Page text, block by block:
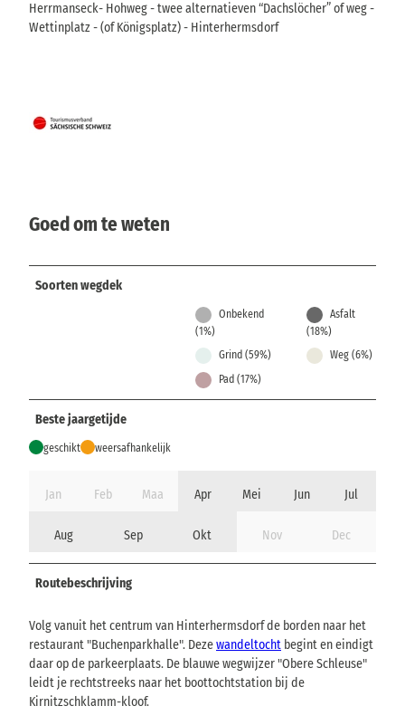
Herrmanseck- Hohweg - twee alternatieven “Dachslöcher” of weg -
Wettinplatz - (of Königsplatz) - Hinterhermsdorf
Goed om te weten
Soorten wegdek
Onbekend
(1%)
Asfalt
(18%)
Grind (59%)
Weg (6%)
Pad (17%)
Beste jaargetijde
geschikt weersafhankelijk
Jan Feb Maa Apr Mei Jun Jul
Aug Sep Okt Nov Dec
Routebeschrijving
Volg vanuit het centrum van Hinterhermsdorf de borden naar het
restaurant "Buchenparkhalle". Dezewandeltocht begint en eindigt
daar op de parkeerplaats. De blauwe wegwijzer "Obere Schleuse"
leidt je rechtstreeks naar het boottochtstation bij de
Kirnitzschklamm-kloof.